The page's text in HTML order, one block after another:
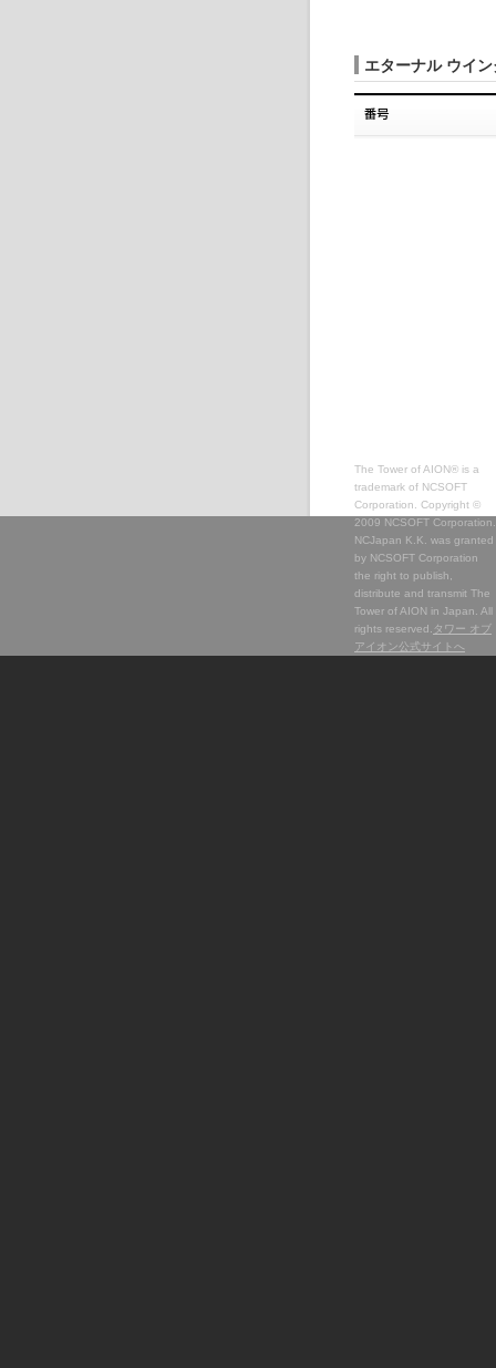
エターナル ウイ
The Tower of AION® is a
trademark of NCSOFT
Corporation. Copyright ©
2009 NCSOFT Corporation.
NCJapan K.K. was granted
by NCSOFT Corporation
the right to publish,
distribute and transmit The
Tower of AION in Japan. All
rights reserved. タワー オブ
アイオン公式サイトへ